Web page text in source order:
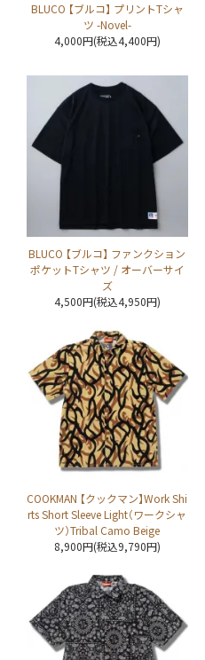
BLUCO 【ブルコ】 プリントTシャ
ツ -Novel-
4,000円(税込4,400円)
BLUCO 【ブルコ】 ファンクション
ポケットTシャツ / オーバーサイ
ズ
4,500円(税込4,950円)
COOKMAN 【クックマン】Work Shi
rts Short Sleeve Light（ワークシャ
ツ）Tribal Camo Beige
8,900円(税込9,790円)